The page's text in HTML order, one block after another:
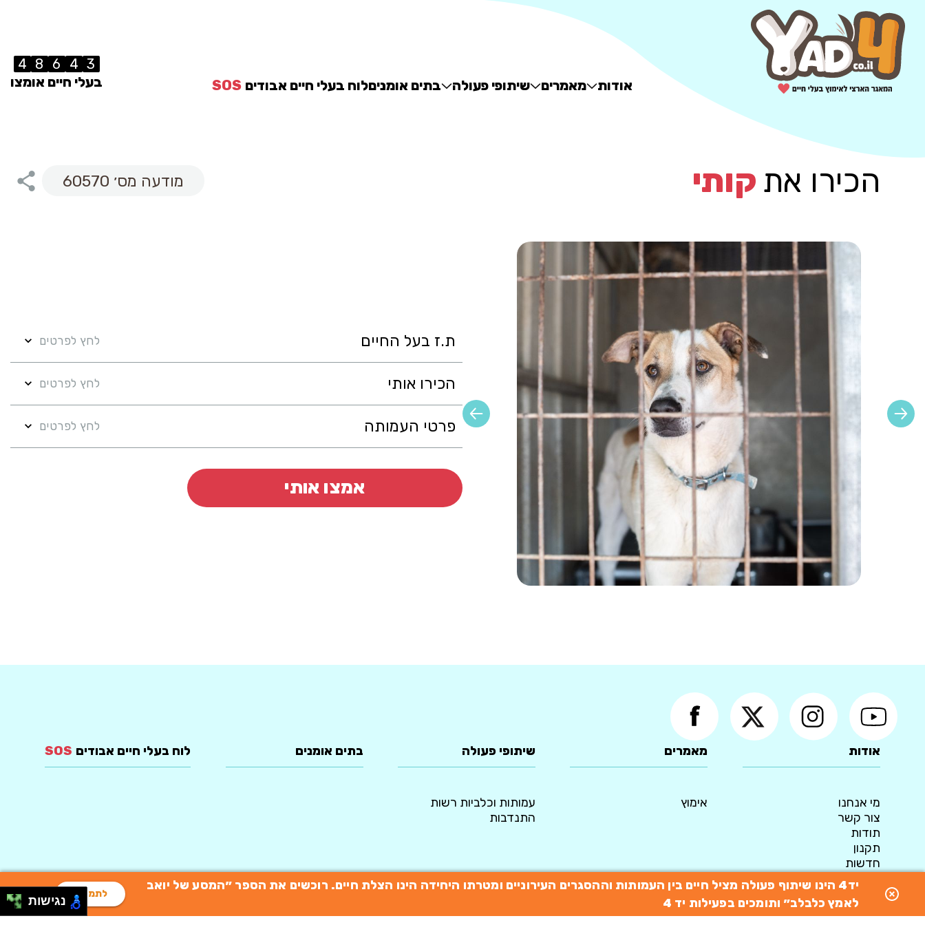
אודות מאמרים שיתופי פעולה בתים אומניםלוח בעלי חיים אבודים SOS
3
4
6
8
4
בעלי חיים אומצו
הכירו את קותי מודעה מס׳ 60570
ת.ז בעל החיים לחץ לפרטים
הכירו אותי לחץ לפרטים
פרטי העמותה לחץ לפרטים
אמצו אותי
יד4 הינו שיתוף פעולה מציל חיים בין העמותות וההסגרים העירוניים ומטרתו היחידה הינו הצלת חיים. רוכשים את הספר ״המסע של יואב
לאמץ כלבלב״ ותומכים בפעילות יד 4
לתמיכה
אודות
מי אנחנו
צור קשר
תודות
תקנון
חדשות
מדיניות פרטיות
מאמרים
אימוץ
שיתופי פעולה
עמותות וכלביות רשות
התנדבות
בתים אומנים לוח בעלי חיים אבודים SOS
© 2015 כל הזכויות שמורות ליד4 - המאגר הארצי לאימוץ כלבים נגישות